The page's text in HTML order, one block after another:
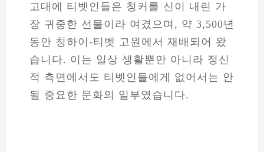
고대에 티벳인들은 칭커를 신이 내린 가
장 귀중한 선물이라 여겼으며, 약 3,500년
동안 칭하이-티벳 고원에서 재배되어 왔
습니다. 이는 일상 생활뿐만 아니라 정신
적 측면에서도 티벳인들에게 없어서는 안
될 중요한 문화의 일부였습니다.